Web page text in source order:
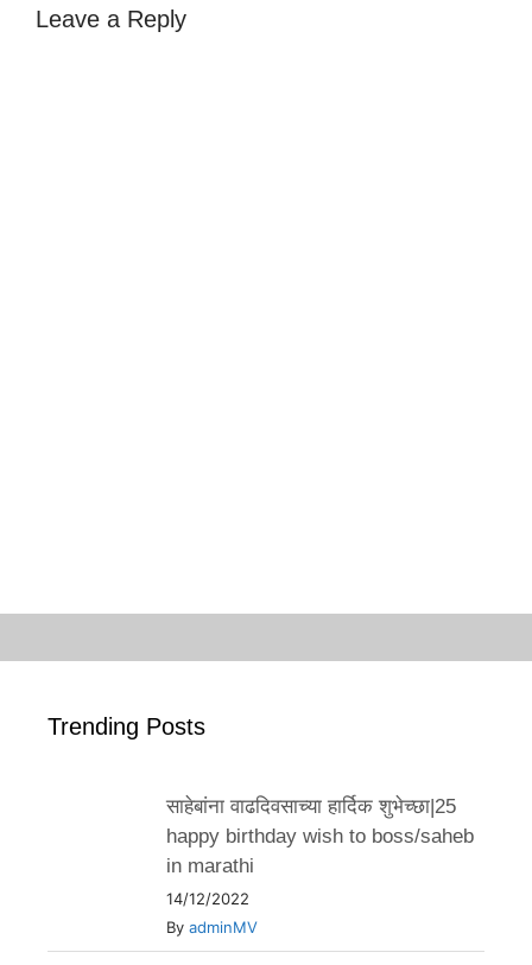
Leave a Reply
Trending Posts
साहेबांना वाढदिवसाच्या हार्दिक शुभेच्छा|25
happy birthday wish to boss/saheb
in marathi
14/12/2022
By adminMV